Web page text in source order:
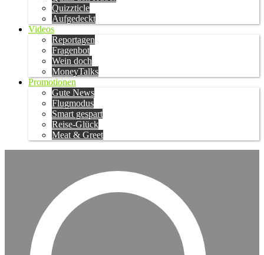
Quizzticle
Aufgedeckt
Videos
Reportagen
Fragenbot
Wein doch
MoneyTalks
Promotionen
Gute News
Flugmodus
Smart gespart
Reise-Glück
Meat & Greet